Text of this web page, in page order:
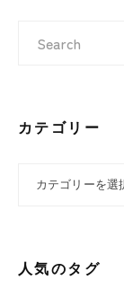
カテゴリー
人気のタグ